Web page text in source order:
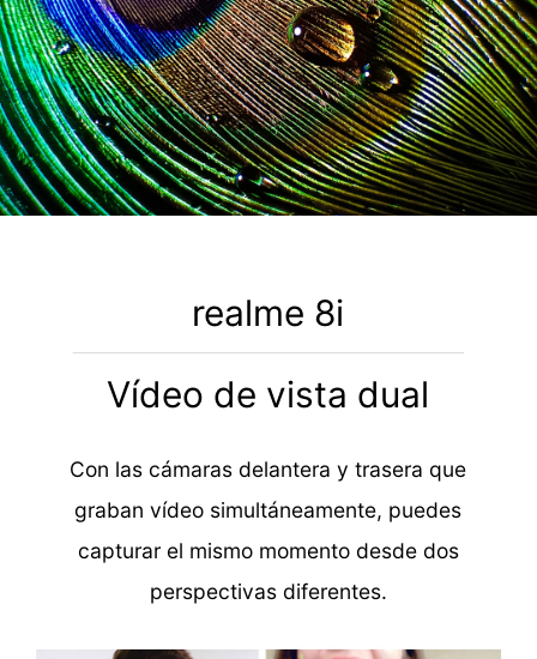
realme 8i
Vídeo de vista dual
Con las cámaras delantera y trasera que
graban vídeo simultáneamente, puedes
capturar el mismo momento desde dos
perspectivas diferentes.